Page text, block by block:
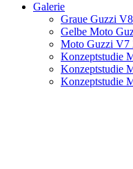
Galerie
Graue Guzzi
Gelbe Moto
Moto Guzzi V7
Konzeptstudie
Konzeptstudie
Konzeptstudie